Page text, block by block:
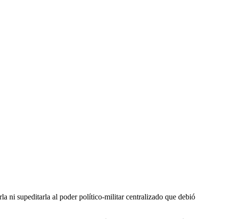
ni supeditarla al poder político-militar centralizado que debió